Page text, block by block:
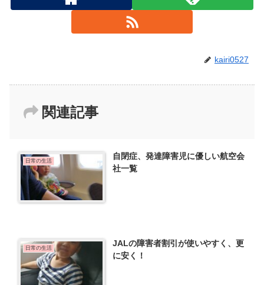
kairi0527
関連記事
日常の生活
自閉症、発達障害児に優しい航空会
社一覧
日常の生活
JALの障害者割引が使いやすく、更
に安く！